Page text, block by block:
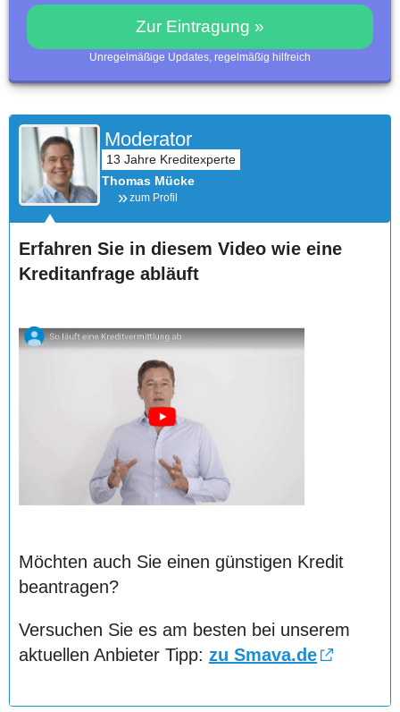
Zur Eintragung »
Unregelmäßige Updates, regelmäßig hilfreich
Moderator
Thomas Mücke
zum Profil
Erfahren Sie in diesem Video wie eine
Kreditanfrage abläuft
Möchten auch Sie einen günstigen Kredit
beantragen?
Versuchen Sie es am besten bei unserem
aktuellen Anbieter Tipp: zu Smava.de